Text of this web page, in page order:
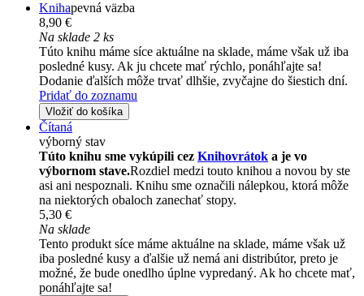
Knihapevná väzba
8,90 €
Na sklade 2 ks
Túto knihu máme síce aktuálne na sklade, máme však už iba
posledné kusy. Ak ju chcete mať rýchlo, ponáhľajte sa!
Dodanie ďalších môže trvať dlhšie, zvyčajne do šiestich dní.
Pridať do zoznamu
Vložiť do košíka
Čítaná
výborný stav
Túto knihu sme vykúpili cez Knihovrátok a je vo
výbornom stave.Rozdiel medzi touto knihou a novou by ste
asi ani nespoznali. Knihu sme označili nálepkou, ktorá môže
na niektorých obaloch zanechať stopy.
5,30 €
Na sklade
Tento produkt síce máme aktuálne na sklade, máme však už
iba posledné kusy a ďalšie už nemá ani distribútor, preto je
možné, že bude onedlho úplne vypredaný. Ak ho chcete mať,
ponáhľajte sa!